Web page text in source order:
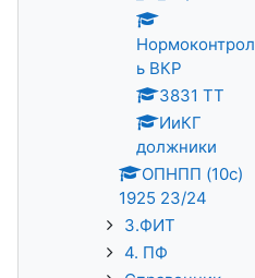
Нормоконтрол
ь ВКР
3831 ТТ
ИиКГ
должники
ОПНПП (10с)
1925 23/24
3.ФИТ
4. ПФ